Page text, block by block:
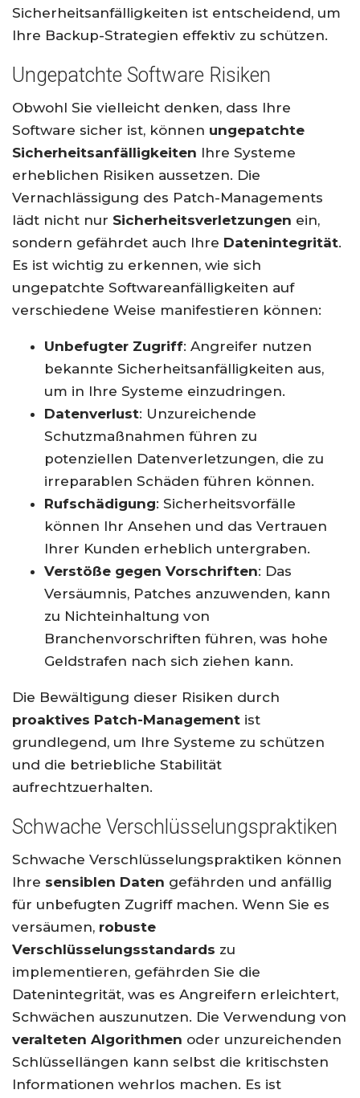
Sicherheitsanfälligkeiten ist entscheidend, um
Ihre Backup-Strategien effektiv zu schützen.
Ungepatchte Software Risiken
Obwohl Sie vielleicht denken, dass Ihre
Software sicher ist, können ungepatchte
Sicherheitsanfälligkeiten Ihre Systeme
erheblichen Risiken aussetzen. Die
Vernachlässigung des Patch-Managements
lädt nicht nur Sicherheitsverletzungen ein,
sondern gefährdet auch Ihre Datenintegrität.
Es ist wichtig zu erkennen, wie sich
ungepatchte Softwareanfälligkeiten auf
verschiedene Weise manifestieren können:
Unbefugter Zugriff: Angreifer nutzen
bekannte Sicherheitsanfälligkeiten aus,
um in Ihre Systeme einzudringen.
Datenverlust: Unzureichende
Schutzmaßnahmen führen zu
potenziellen Datenverletzungen, die zu
irreparablen Schäden führen können.
Rufschädigung: Sicherheitsvorfälle
können Ihr Ansehen und das Vertrauen
Ihrer Kunden erheblich untergraben.
Verstöße gegen Vorschriften: Das
Versäumnis, Patches anzuwenden, kann
zu Nichteinhaltung von
Branchenvorschriften führen, was hohe
Geldstrafen nach sich ziehen kann.
Die Bewältigung dieser Risiken durch
proaktives Patch-Management ist
grundlegend, um Ihre Systeme zu schützen
und die betriebliche Stabilität
aufrechtzuerhalten.
Schwache Verschlüsselungspraktiken
Schwache Verschlüsselungspraktiken können
Ihre sensiblen Daten gefährden und anfällig
für unbefugten Zugriff machen. Wenn Sie es
versäumen, robuste
Verschlüsselungsstandards zu
implementieren, gefährden Sie die
Datenintegrität, was es Angreifern erleichtert,
Schwächen auszunutzen. Die Verwendung von
veralteten Algorithmen oder unzureichenden
Schlüssellängen kann selbst die kritischsten
Informationen wehrlos machen. Es ist